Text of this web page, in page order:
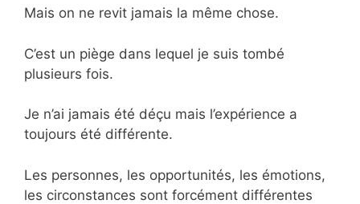
Mais on ne revit jamais la même chose.
C’est un piège dans lequel je suis tombé
plusieurs fois.
Je n’ai jamais été déçu mais l’expérience a
toujours été différente.
Les personnes, les opportunités, les émotions,
les circonstances sont forcément différentes